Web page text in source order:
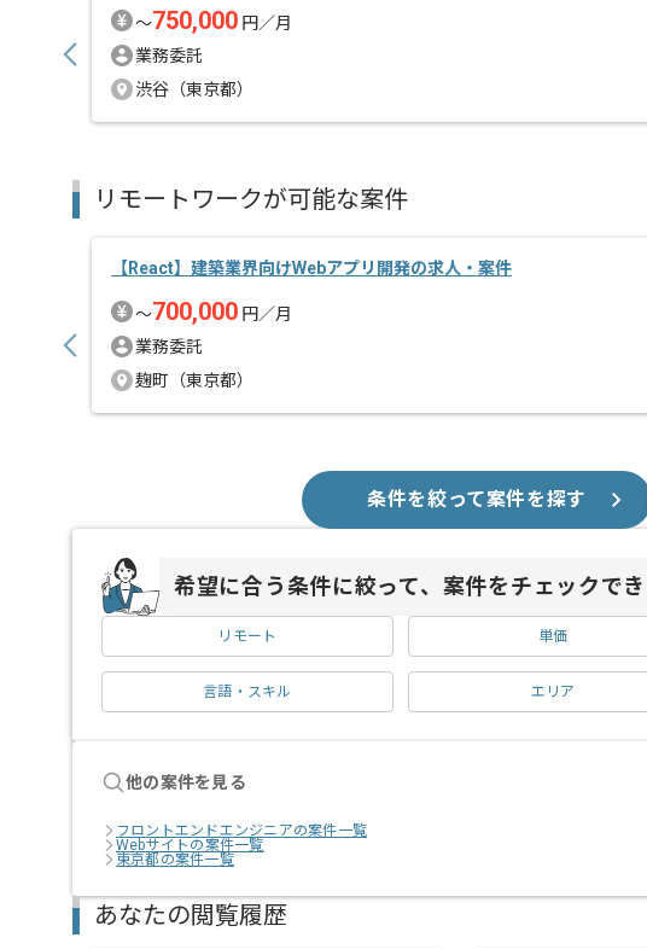
〜750,000 円／月
業務委託
渋谷（東京都）
リモートワークが可能な案件
【React】建築業界向けWebアプリ開発の求人・案件
〜700,000 円／月
業務委託
麹町（東京都）
条件を絞って案件を探す
希望に合う条件に絞って、案件をチェックでき
リモート 単価
言語・スキル エリア
他の案件を見る
フロントエンドエンジニアの案件一覧
Webサイトの案件一覧
東京都の案件一覧
あなたの閲覧履歴